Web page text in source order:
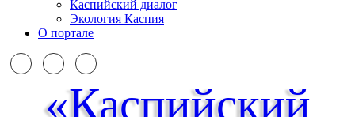
Каспийский диалог
Экология Каспия
О портале
«Каспийский